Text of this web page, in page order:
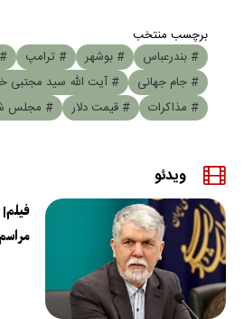
برچسب منتخب
# بندرعباس
# بوشهر # ترامپ
# جام جهانی
# آیت الله سید مجتبی
# مذاکرات
# قیمت دلار # مجلس
ویدئو